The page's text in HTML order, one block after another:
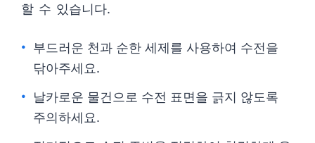
할 수 있습니다.
부드러운 천과 순한 세제를 사용하여 수전을
닦아주세요.
날카로운 물건으로 수전 표면을 긁지 않도록
주의하세요.